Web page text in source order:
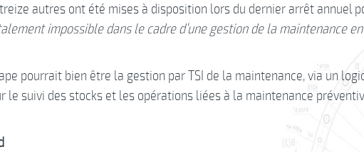
autres ont été mises à disposition lors du dernier arrêt annuel
impossible dans le cadre d’une gestion de la maintenance
pourrait bien être la gestion par TSI de la maintenance, via un
le suivi des stocks et les opérations liées à la maintenance